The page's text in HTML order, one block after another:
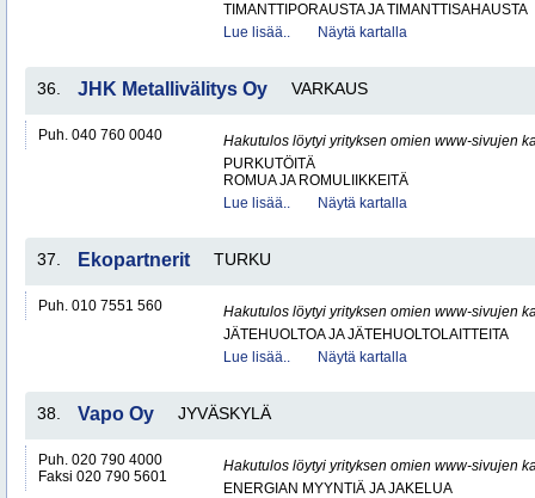
TIMANTTIPORAUSTA JA TIMANTTISAHAUSTA
Lue lisää..
Näytä kartalla
36. JHK Metallivälitys Oy VARKAUS
Puh. 040 760 0040
Hakutulos löytyi yrityksen omien www-sivujen
PURKUTÖITÄ
ROMUA JA ROMULIIKKEITÄ
Lue lisää..
Näytä kartalla
37. Ekopartnerit TURKU
Puh. 010 7551 560
Hakutulos löytyi yrityksen omien www-sivujen
JÄTEHUOLTOA JA JÄTEHUOLTOLAITTEITA
Lue lisää..
Näytä kartalla
38. Vapo Oy JYVÄSKYLÄ
Puh. 020 790 4000
Faksi 020 790 5601
Hakutulos löytyi yrityksen omien www-sivujen
ENERGIAN MYYNTIÄ JA JAKELUA